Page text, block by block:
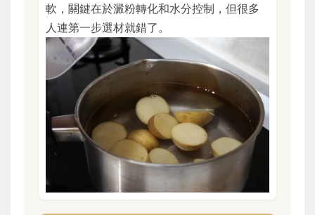
軟，關鍵在於澱粉轉化和水分控制，但很多
人連第一步選材就錯了。